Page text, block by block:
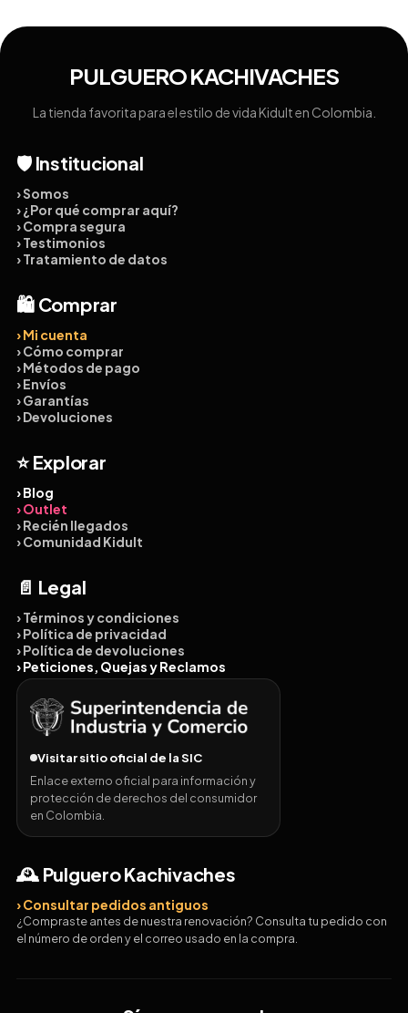
PULGUERO KACHIVACHES
La tienda favorita para el estilo de vida Kidult en Colombia.
🛡️ Institucional
› Somos
› ¿Por qué comprar aquí?
› Compra segura
› Testimonios
› Tratamiento de datos
🛍️ Comprar
› Mi cuenta
› Cómo comprar
› Métodos de pago
› Envíos
› Garantías
› Devoluciones
⭐ Explorar
› Blog
› Outlet
› Recién llegados
› Comunidad Kidult
📄 Legal
› Términos y condiciones
› Política de privacidad
› Política de devoluciones
› Peticiones, Quejas y Reclamos
Visitar sitio oficial de la SIC
Enlace externo oficial para información y
protección de derechos del consumidor
en Colombia.
🕰️ Pulguero Kachivaches
› Consultar pedidos antiguos
¿Compraste antes de nuestra renovación? Consulta tu pedido con
el número de orden y el correo usado en la compra.